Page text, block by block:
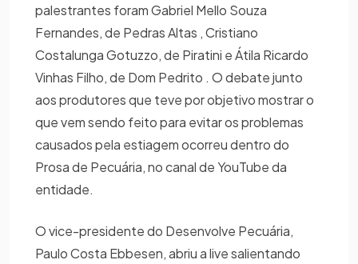
palestrantes foram Gabriel Mello Souza
Fernandes, de Pedras Altas , Cristiano
Costalunga Gotuzzo, de Piratini e Átila Ricardo
Vinhas Filho, de Dom Pedrito . O debate junto
aos produtores que teve por objetivo mostrar o
que vem sendo feito para evitar os problemas
causados pela estiagem ocorreu dentro do
Prosa de Pecuária, no canal de YouTube da
entidade.
O vice-presidente do Desenvolve Pecuária,
Paulo Costa Ebbesen, abriu a live salientando